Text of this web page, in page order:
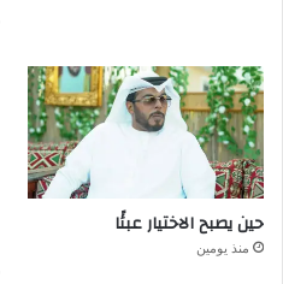
حين يصبح الاختيار عبئًا
منذ يومين